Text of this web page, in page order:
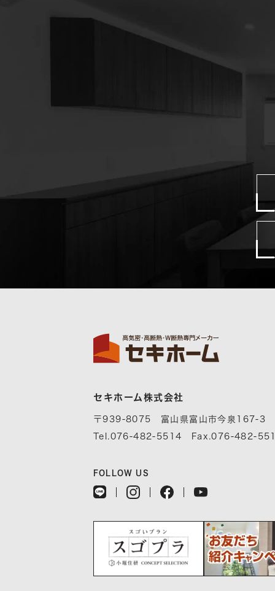
セキホーム株式会社
〒939-8075 富山県富山市今泉167-3
Tel.076-482-5514 Fax.076-482-
FOLLOW US